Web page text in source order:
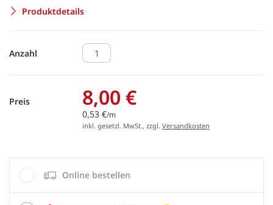
Produktdetails
Anzahl
Preis 8,00 €
0,53 €/m
inkl. gesetzl. MwSt., zzgl. Versandkosten
Online bestellen